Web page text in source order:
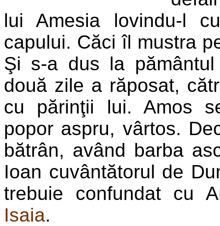
lui Amesia lovindu-l
capului. Căci îl mustra
Şi s-a dus la
două zile a răposat,
cu părinţii lui. Amos
popor aspru, vârtos.
bătrân, având barba
Ioan cuvântătorul de
trebuie confundat cu
Isaia.